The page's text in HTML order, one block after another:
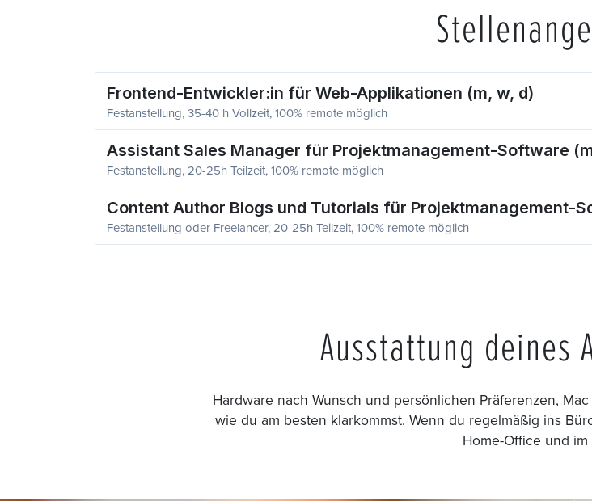
Frontend-Entwickler:in für Web-Applikationen (m, w, d)
Festanstellung, 35-40 h Vollzeit, 100% remote möglich
Assistant Sales Manager für Projektmanagement-Software
Festanstellung, 20-25h Teilzeit, 100% remote möglich
Content Author Blogs und Tutorials für Projektmanagement-
Festanstellung oder Freelancer, 20-25h Teilzeit, 100% remote möglich
Ausstattung deines
Hardware nach Wunsch und persönlichen Präferenzen,
wie du am besten klarkommst. Wenn du regelmäßig ins
Home-Office und im